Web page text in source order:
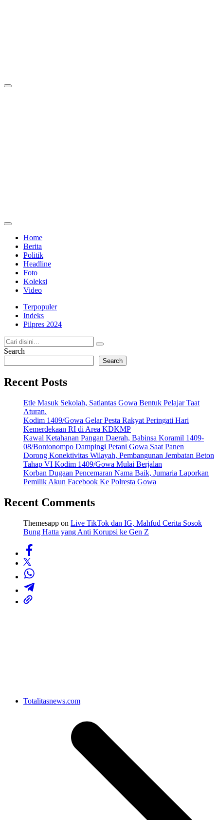
Home
Berita
Politik
Headline
Foto
Koleksi
Video
Terpopuler
Indeks
Pilpres 2024
Search
Search
Recent Posts
Etle Masuk Sekolah, Satlantas Gowa Bentuk Pelajar Taat
Aturan.
Kodim 1409/Gowa Gelar Pesta Rakyat Peringati Hari
Kemerdekaan RI di Area KDKMP
Kawal Ketahanan Pangan Daerah, Babinsa Koramil 1409-
08/Bontonompo Dampingi Petani Gowa Saat Panen
Dorong Konektivitas Wilayah, Pembangunan Jembatan Beton
Tahap VI Kodim 1409/Gowa Mulai Berjalan
Korban Dugaan Pencemaran Nama Baik, Jumaria Laporkan
Pemilik Akun Facebook Ke Polresta Gowa
Recent Comments
Themesapp on Live TikTok dan IG, Mahfud Cerita Sosok
Bung Hatta yang Anti Korupsi ke Gen Z
Totalitasnews.com